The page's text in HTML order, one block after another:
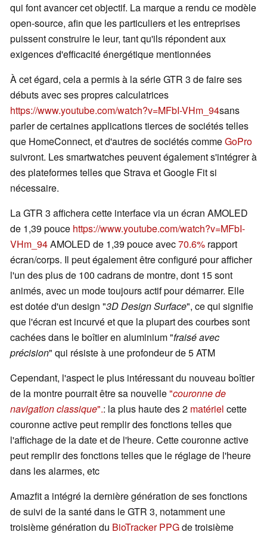
qui font avancer cet objectif. La marque a rendu ce modèle
open-source, afin que les particuliers et les entreprises
puissent construire le leur, tant qu'ils répondent aux
exigences d'efficacité énergétique mentionnées
À cet égard, cela a permis à la série GTR 3 de faire ses
débuts avec ses propres calculatrices
https://www.youtube.com/watch?v=MFbI-VHm_94sans
parler de certaines applications tierces de sociétés telles
que HomeConnect, et d'autres de sociétés commeGoPro
suivront. Les smartwatches peuvent également s'intégrer à
des plateformes telles que Strava et Google Fit si
nécessaire.
La GTR 3 affichera cette interface via un écran AMOLED
de 1,39 pouce https://www.youtube.com/watch?v=MFbI-
VHm_94AMOLED de 1,39 pouce avec70.6% rapport
écran/corps. Il peut également être configuré pour afficher
l'un des plus de 100 cadrans de montre, dont 15 sont
animés, avec un mode toujours actif pour démarrer. Elle
est dotée d'un design "3D Design Surface", ce qui signifie
que l'écran est incurvé et que la plupart des courbes sont
cachées dans le boîtier en aluminium "fraisé avec
précision" qui résiste à une profondeur de 5 ATM
Cependant, l'aspect le plus intéressant du nouveau boîtier
de la montre pourrait être sa nouvelle"couronne de
navigation classique".: la plus haute des 2 matériel cette
couronne active peut remplir des fonctions telles que
l'affichage de la date et de l'heure. Cette couronne active
peut remplir des fonctions telles que le réglage de l'heure
dans les alarmes, etc
Amazfit a intégré la dernière génération de ses fonctions
de suivi de la santé dans le GTR 3, notamment une
troisième génération du BioTracker PPGde troisième